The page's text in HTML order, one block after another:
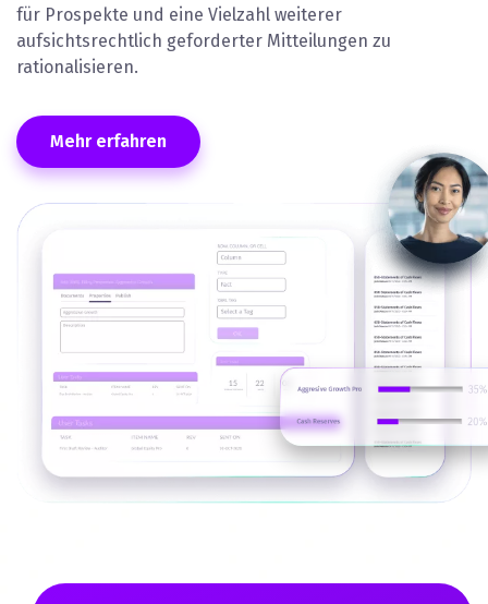
für Prospekte und eine Vielzahl weiterer
aufsichtsrechtlich geforderter Mitteilungen zu
rationalisieren.
Mehr erfahren